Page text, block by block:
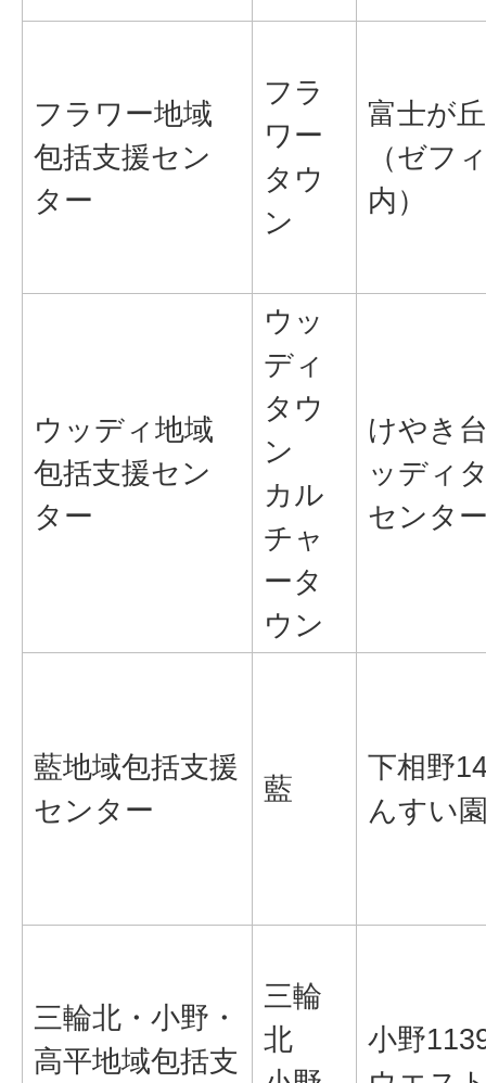
フラワー地域
包括支援セン
ター
フラ
ワー
タウ
ン
富士が
（ゼフ
内）
ウッディ地域
包括支援セン
ター
ウッ
ディ
タウ
ン
カル
チャ
ータ
ウン
けやき
ッディ
センタ
藍地域包括支援
センター
藍
下相野
んすい
三輪北・小野・
高平地域包括支
三輪
北
小野